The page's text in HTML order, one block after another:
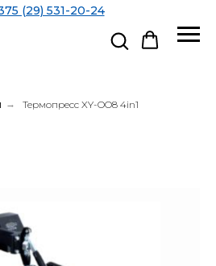
(29) 531-20-24
→ Термопресс XY-OO8 4in1